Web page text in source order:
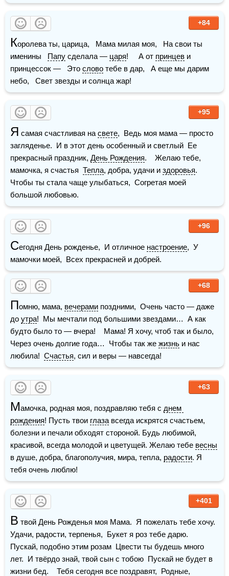
+84
Королева ты, царица,   Мама милая моя,   На свои ты
именины Папу сделала — царя!     А от принцев и
принцессок —   Это слово тебе в дар,   А еще мы дарим
небо,   Свет звезды и солнца жар!
+95
Я самая счастливая на свете,  Ведь моя мама — просто
загляденье.  И в этот день особенный и светлый  Ее
прекрасный праздник, День Рождения.    Желаю тебе,
мамочка, я счастья Тепла, добра, удачи и здоровья.
Чтобы ты стала чаще улыбаться,  Согретая моей
большой любовью.
+96
Сегодня День рожденье,  И отличное настроение,  У
мамочки моей,  Всех прекрасней и добрей.
+68
Помню, мама, вечерами поздними,  Очень часто — даже
до утра!  Мы мечтали под большими звездами…  А как
будто было то — вчера!    Мама! Я хочу, чтоб так и было,
Через очень долгие года…  Чтобы так же жизнь и нас
любила! Счастья, сил и веры — навсегда!
+63
Мамочка, родная моя, поздравляю тебя с днем
рождения! Пусть твои глаза всегда искрятся счастьем,
болезни и печали обходят стороной. Будь любимой,
красивой, всегда молодой и цветущей. Желаю тебе весны
в душе, добра, благополучия, мира, тепла, радости. Я
тебя очень люблю!
+401
В твой День Рожденья моя Мама.  Я пожелать тебе хочу.
Удачи, радости, терпенья,  Букет я роз тебе дарю.
Пускай, подобно этим розам  Цвести ты будешь много
лет.  И твёрдо знай, твой сын с тобою  Пускай не будет в
жизни бед.    Тебя сегодня все поздравят,  Родные,